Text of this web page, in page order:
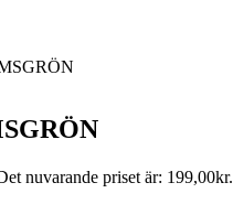
nuvarande priset är: 199,00kr.